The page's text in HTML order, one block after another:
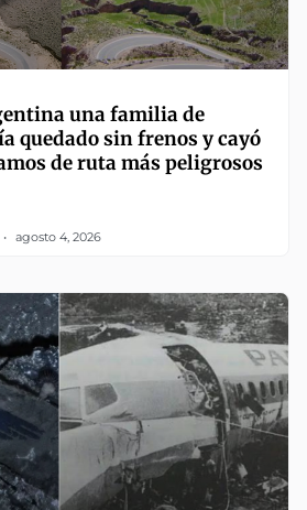
una familia de
quedado sin frenos y cayó
de ruta más peligrosos
agosto 4, 2026